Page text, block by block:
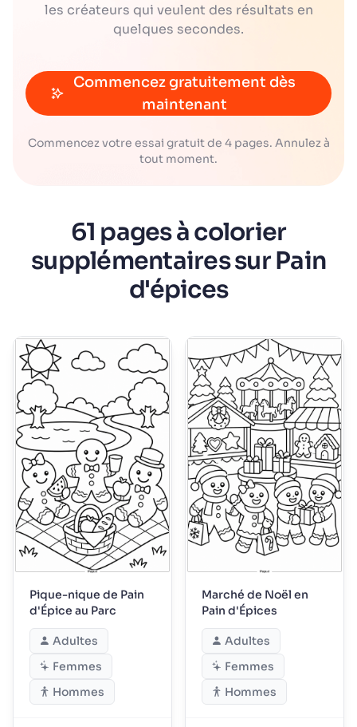
les créateurs qui veulent des résultats en
quelques secondes.
Commencez gratuitement dès
maintenant
Commencez votre essai gratuit de 4 pages. Annulez à
tout moment.
61 pages à colorier
supplémentaires sur Pain
d'épices
Pique-nique de Pain
d'Épice au Parc
Adultes
Femmes
Hommes
Marché de Noël en
Pain d'Épices
Adultes
Femmes
Hommes